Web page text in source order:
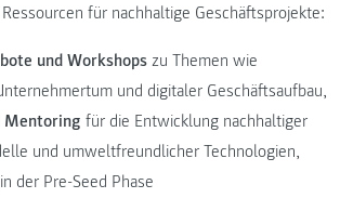
für nachhaltige Geschäftsprojekte:
und Workshops zu Themen wie
und digitaler Geschäftsaufbau,
Mentoring für die Entwicklung nachhaltiger
und umweltfreundlicher Technologien,
in der Pre-Seed Phase